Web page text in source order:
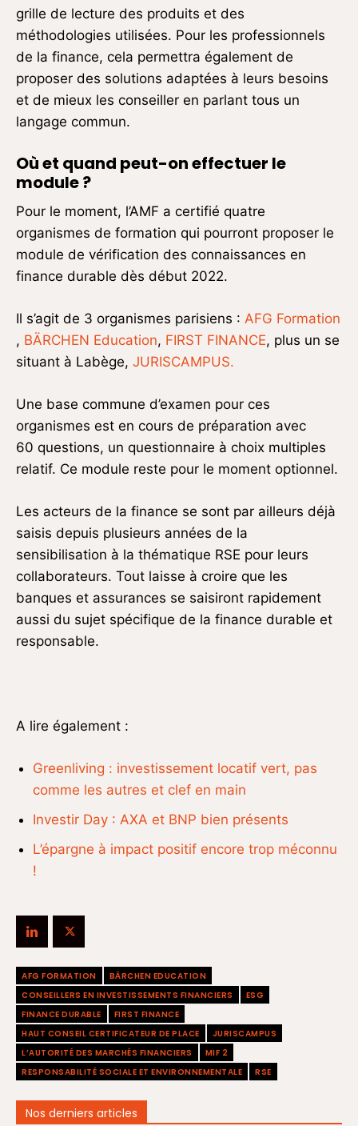
grille de lecture des produits et des
méthodologies utilisées. Pour les professionnels
de la finance, cela permettra également de
proposer des solutions adaptées à leurs besoins
et de mieux les conseiller en parlant tous un
langage commun.
Où et quand peut-on effectuer le
module ?
Pour le moment, l’AMF a certifié quatre
organismes de formation qui pourront proposer le
module de vérification des connaissances en
finance durable dès début 2022.
Il s’agit de 3 organismes parisiens : AFG Formation
, BÄRCHEN Education, FIRST FINANCE, plus un se
situant à Labège, JURISCAMPUS.
Une base commune d’examen pour ces
organismes est en cours de préparation avec
60 questions, un questionnaire à choix multiples
relatif. Ce module reste pour le moment optionnel.
Les acteurs de la finance se sont par ailleurs déjà
saisis depuis plusieurs années de la
sensibilisation à la thématique RSE pour leurs
collaborateurs. Tout laisse à croire que les
banques et assurances se saisiront rapidement
aussi du sujet spécifique de la finance durable et
responsable.
A lire également :
Greenliving : investissement locatif vert, pas
comme les autres et clef en main
Investir Day : AXA et BNP bien présents
L’épargne à impact positif encore trop méconnu
!
AFG FORMATION
BÄRCHEN EDUCATION
CONSEILLERS EN INVESTISSEMENTS FINANCIERS
ESG
FINANCE DURABLE
FIRST FINANCE
HAUT CONSEIL CERTIFICATEUR DE PLACE
JURISCAMPUS
L’AUTORITÉ DES MARCHÉS FINANCIERS
MIF 2
RESPONSABILITÉ SOCIALE ET ENVIRONNEMENTALE
RSE
Nos derniers articles